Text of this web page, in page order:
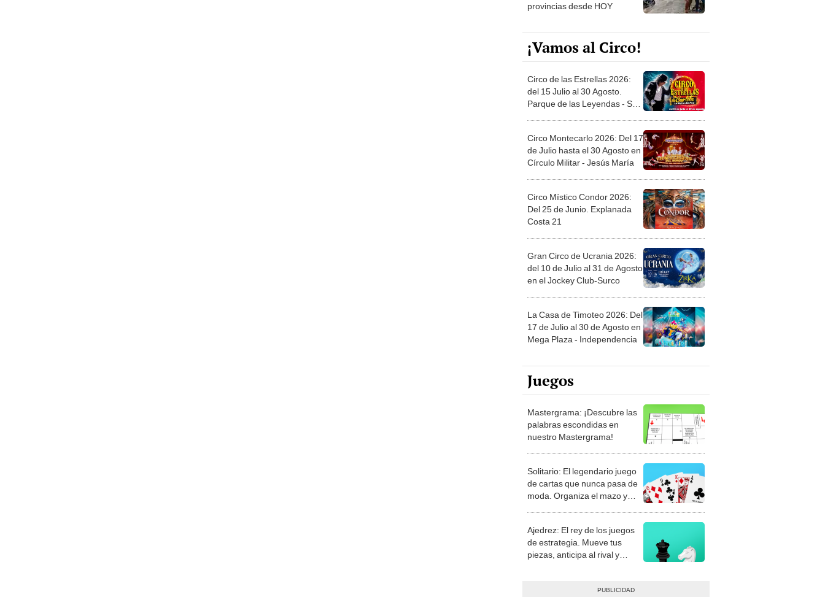
provincias desde HOY
¡Vamos al Circo!
Circo de las Estrellas 2026:
del 15 Julio al 30 Agosto.
Parque de las Leyendas - San
Circo Montecarlo 2026: Del 17
de Julio hasta el 30 Agosto en
Círculo Militar - Jesús María
Circo Místico Condor 2026:
Del 25 de Junio. Explanada
Costa 21
Gran Circo de Ucrania 2026:
del 10 de Julio al 31 de Agosto
en el Jockey Club-Surco
La Casa de Timoteo 2026: Del
17 de Julio al 30 de Agosto en
Mega Plaza - Independencia
Juegos
Mastergrama: ¡Descubre las
palabras escondidas en
nuestro Mastergrama!
Solitario: El legendario juego
de cartas que nunca pasa de
moda. Organiza el mazo y
Ajedrez: El rey de los juegos
de estrategia. Mueve tus
piezas, anticipa al rival y